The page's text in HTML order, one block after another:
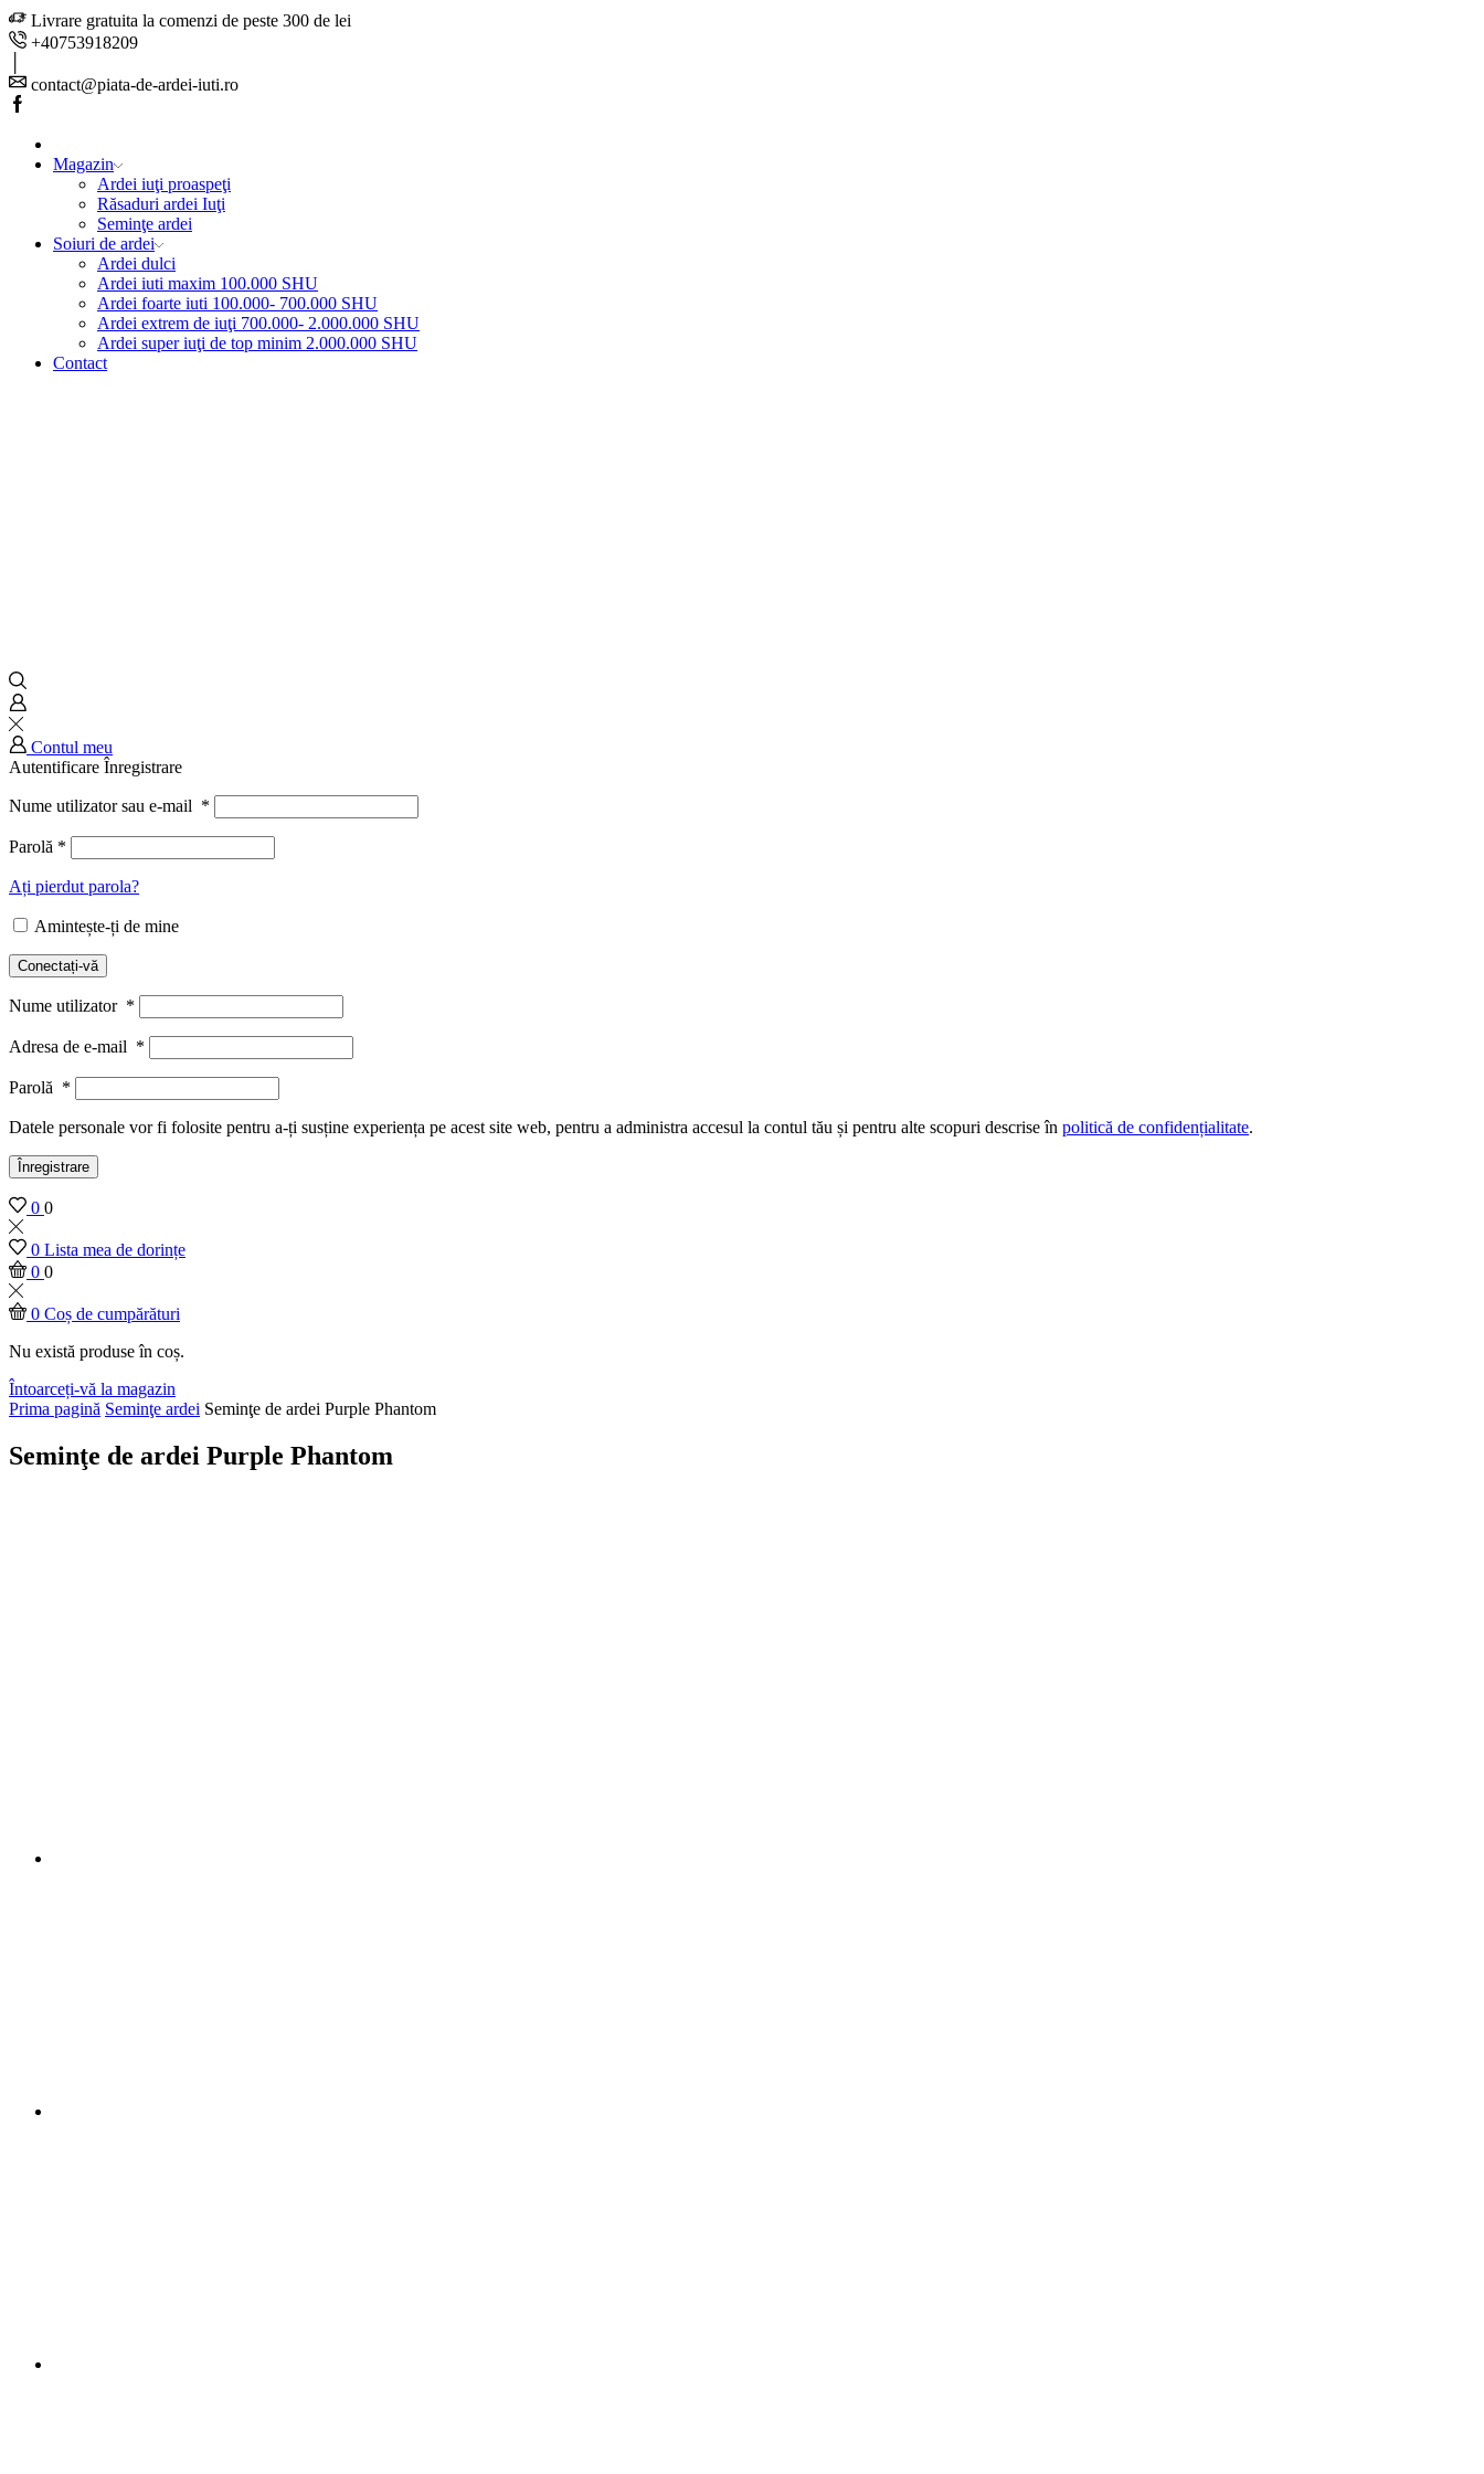
Livrare gratuita la comenzi de peste 300 de lei
+40753918209
contact@piata-de-ardei-iuti.ro
Facebook
Magazin
Ardei iuţi proaspeţi
Răsaduri ardei Iuţi
Seminţe ardei
Soiuri de ardei
Ardei dulci
Ardei iuti maxim 100.000 SHU
Ardei foarte iuti 100.000- 700.000 SHU
Ardei extrem de iuţi 700.000- 2.000.000 SHU
Ardei super iuţi de top minim 2.000.000 SHU
Contact
Contul meu
Autentificare Înregistrare
Nume utilizator sau e-mail *
Parolă *
Ați pierdut parola?
Amintește-ți de mine
Conectați-vă
Nume utilizator *
Adresa de e-mail *
Parolă *
Datele personale vor fi folosite pentru a-ți susține experiența pe acest site web, pentru a administra accesul la contul tău și pentru alte scopuri descrise în politică de confidențialitate.
Înregistrare
0 0
0 Lista mea de dorințe
0 0
0 Coș de cumpărături
Nu există produse în coș.
Întoarceți-vă la magazin
Prima pagină Seminţe ardei Seminţe de ardei Purple Phantom
Seminţe de ardei Purple Phantom